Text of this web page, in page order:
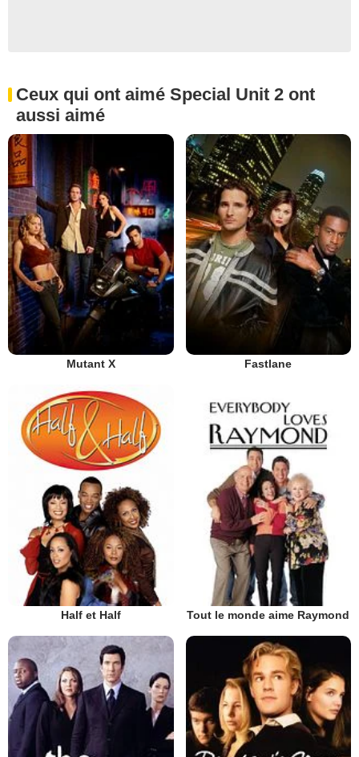
Ceux qui ont aimé Special Unit 2 ont
aussi aimé
Mutant X Fastlane
Half et Half Tout le monde aime Raymond